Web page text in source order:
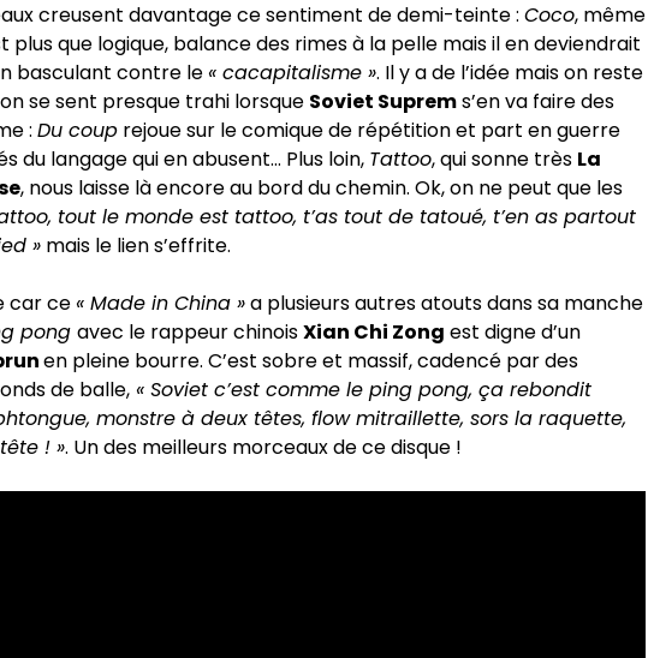
creusent davantage ce sentiment de demi-teinte : Coco, même
plus que logique, balance des rimes à la pelle mais il en deviendrait
basculant contre le« cacapitalisme ». Il y a de l’idée mais on reste
se sent presque trahi lorsque Soviet Suprems’en va faire des
: Du coup rejoue sur le comique de répétition et part en guerre
du langage qui en abusent… Plus loin, Tattoo, qui sonne très La
, nous laisse là encore au bord du chemin. Ok, on ne peut que les
tout le monde est tattoo, t’as tout de tatoué, t’en as partout
» mais le lien s’effrite.
car ce« Made in China »a plusieurs autres atouts dans sa manche
pong avec le rappeur chinoisXian Chi Zong est digne d’un
en pleine bourre. C’est sobre et massif, cadencé par des
de balle, « Soviet c’est comme le ping pong, ça rebondit
monstre à deux têtes, flow mitraillette, sors la raquette,
! ». Un des meilleurs morceaux de ce disque !